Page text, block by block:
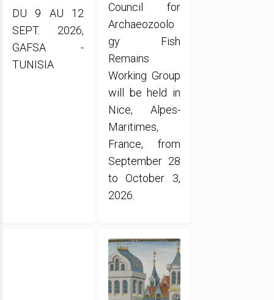
DU 9 AU 12
SEPT. 2026,
GAFSA -
TUNISIA
Council for
Archaeozoolo
gy Fish
Remains
Working Group
will be held in
Nice, Alpes-
Maritimes,
France, from
September 28
to October 3,
2026.